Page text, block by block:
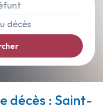
décès : Saint-